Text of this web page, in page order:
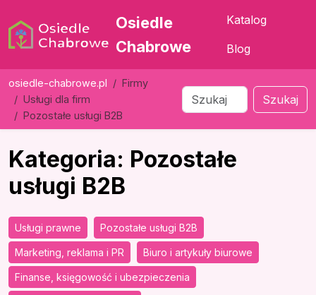
Osiedle
Chabrowe
Katalog
Blog
osiedle-chabrowe.pl
Firmy
Usługi dla firm
Pozostałe usługi B2B
Szukaj
Kategoria: Pozostałe
usługi B2B
Usługi prawne Pozostałe usługi B2B
Marketing, reklama i PR Biuro i artykuły biurowe
Finanse, księgowość i ubezpieczenia